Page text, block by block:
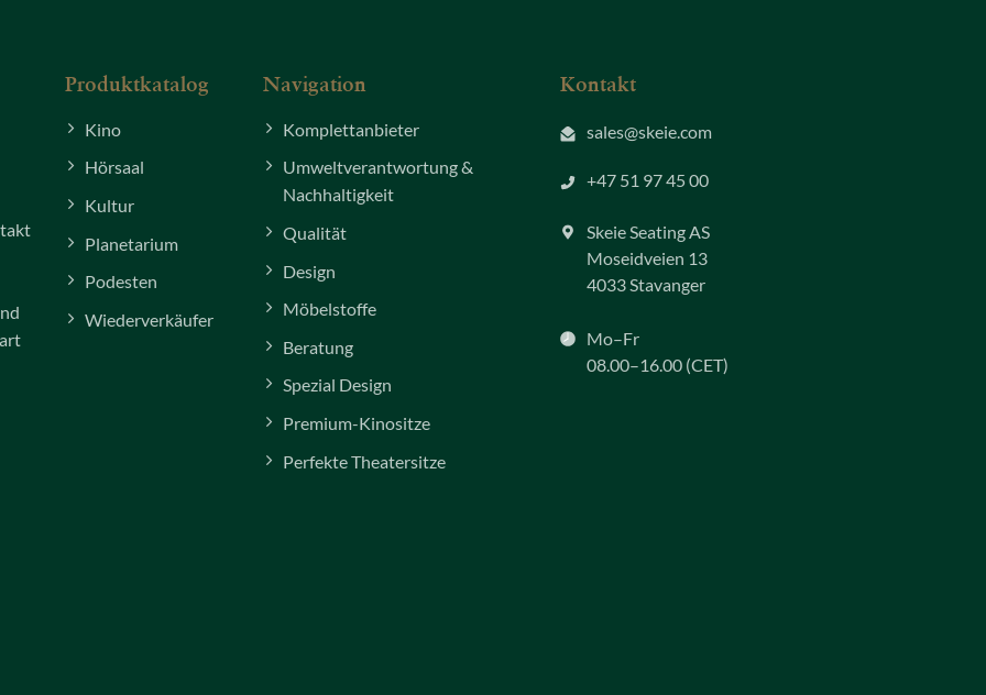
Produktkatalog
Kino
Hörsaal
Kultur
Planetarium
Podesten
Wiederverkäufer
Navigation
Komplettanbieter
Umweltverantwortung &
Nachhaltigkeit
Qualität
Design
Möbelstoffe
Beratung
Spezial Design
Premium-Kinositze
Perfekte Theatersitze
Kontakt
sales@skeie.com
+47 51 97 45 00
Skeie Seating AS
Moseidveien 13
4033 Stavanger
Mo–Fr
08.00–16.00 (CET)